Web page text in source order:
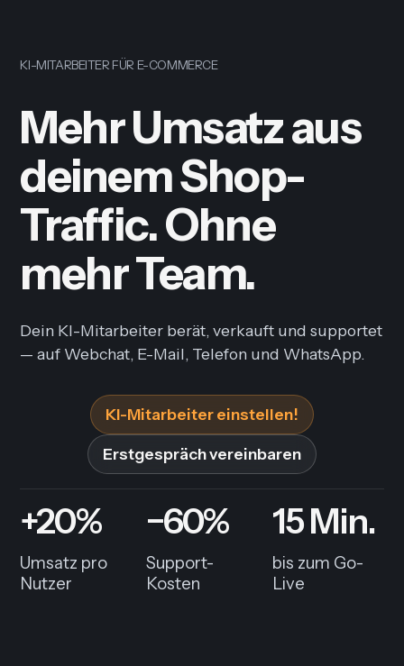
KI-MITARBEITER FÜR E-COMMERCE
Mehr Umsatz aus
deinem Shop-
Traffic. Ohne
mehr Team.
Dein KI-Mitarbeiter berät, verkauft und supportet
— auf Webchat, E-Mail, Telefon und WhatsApp.
KI-Mitarbeiter einstellen!
Erstgespräch vereinbaren
+20%
Umsatz pro
Nutzer
−60%
Support-
Kosten
15 Min.
bis zum Go-
Live